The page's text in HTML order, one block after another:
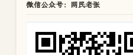
微信公众号：网民老张